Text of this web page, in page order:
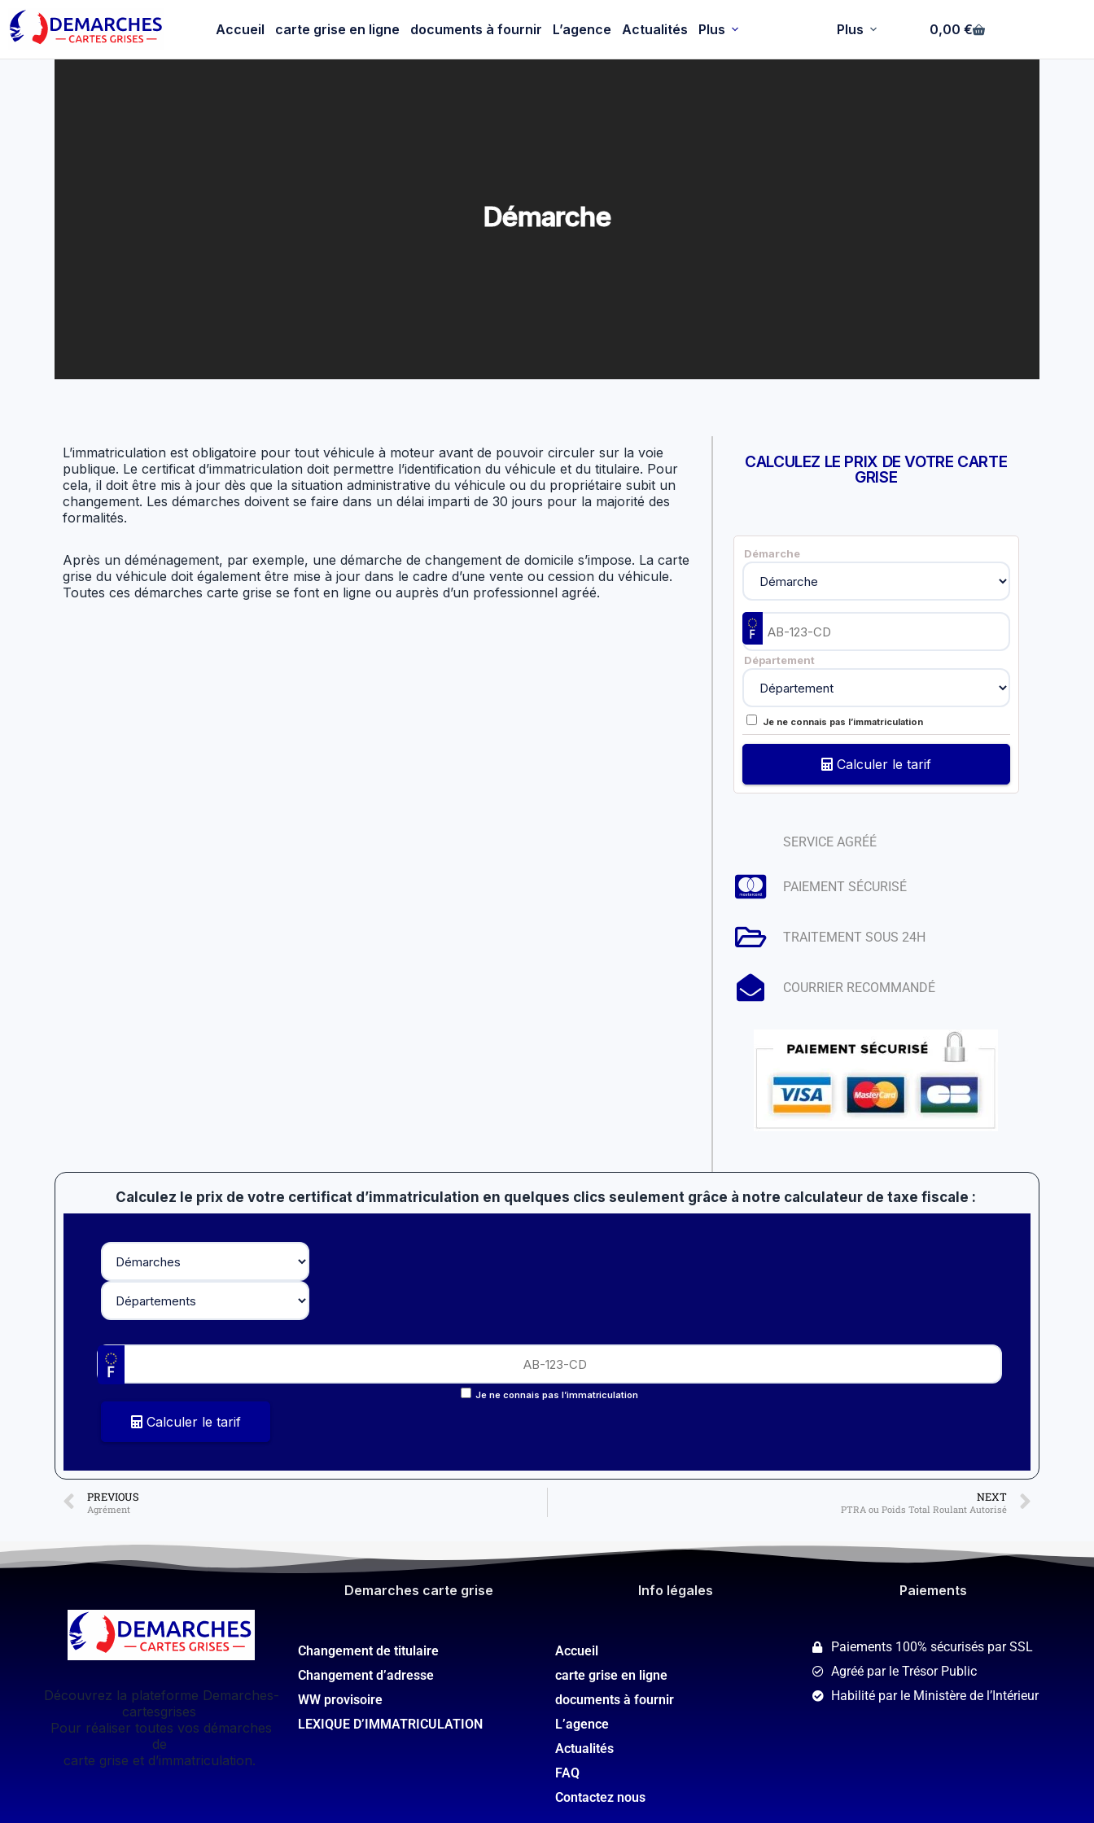
Accueil carte grise en ligne documents à fournir L’agence Actualités Plus Plus 0,00 €
Démarche
Démarche
L’immatriculation est obligatoire pour tout véhicule à moteur avant de pouvoir circuler sur la voie
publique. Le certificat d’immatriculation doit permettre l’identification du véhicule et du titulaire. Pour
cela, il doit être mis à jour dès que la situation administrative du véhicule ou du propriétaire subit un
changement. Les démarches doivent se faire dans un délai imparti de 30 jours pour la majorité des
formalités.
Après un déménagement, par exemple, une démarche de changement de domicile s’impose. La carte
grise du véhicule doit également être mise à jour dans le cadre d’une vente ou cession du véhicule.
Toutes ces démarches carte grise se font en ligne ou auprès d’un professionnel agréé.
CALCULEZ LE PRIX DE VOTRE CARTE
GRISE
Démarche
Département
Je ne connais pas l’immatriculation
Calculer le tarif
SERVICE AGRÉÉ
PAIEMENT SÉCURISÉ
TRAITEMENT SOUS 24H
COURRIER RECOMMANDÉ
Calculez le prix de votre certificat d’immatriculation en quelques clics seulement grâce à notre calculateur de taxe fiscale :
Je ne connais pas l’immatriculation
Calculer le tarif
PREVIOUS
Agrément
NEXT
PTRA ou Poids Total Roulant Autorisé
Découvrez la plateforme Demarches-
cartesgrises
Pour réaliser toutes vos démarches
de
carte grise et d’immatriculation.
Demarches carte grise
Changement de titulaire
Changement d’adresse
WW provisoire
LEXIQUE D’IMMATRICULATION
Info légales​
Accueil
carte grise en ligne
documents à fournir
L’agence
Actualités
FAQ
Contactez nous
Paiements​
Paiements 100% sécurisés par SSL
Agréé par le Trésor Public
Habilité par le Ministère de l’Intérieur